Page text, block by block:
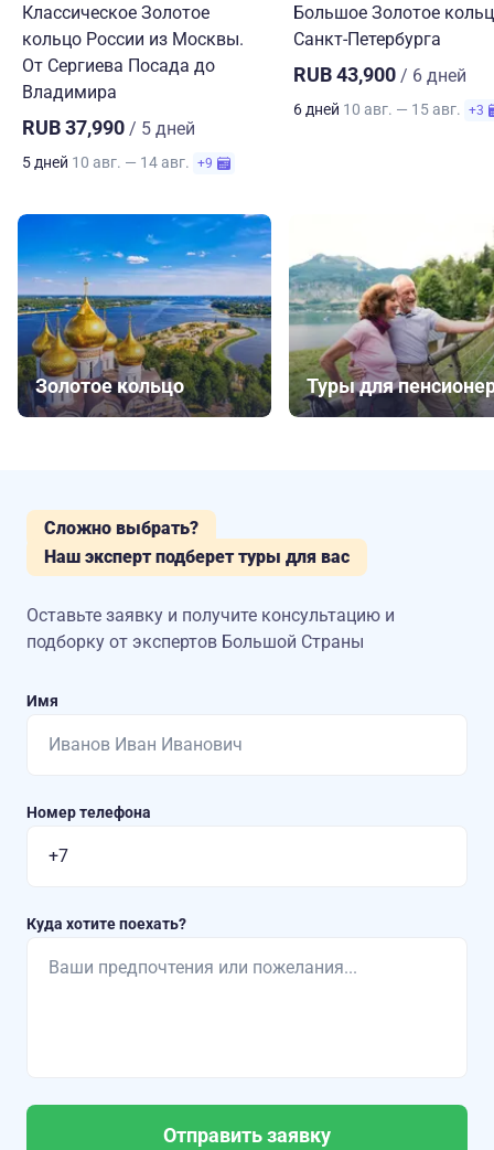
Классическое Золотое
кольцо России из Москвы.
От Сергиева Посада до
Владимира
RUB 37,990 / 5 дней
5 дней 10 авг. — 14 авг. +9
Большое Золотое
Санкт-Петербурга
RUB 43,900 / 6 дней
6 дней 10 авг. — 15 авг. +3
Золотое кольцо Туры для
Сложно выбрать?
Наш эксперт подберет туры для вас
Оставьте заявку и получите консультацию и
подборку от экспертов Большой Страны
Имя
Номер телефона
Куда хотите поехать?
Отправить заявку